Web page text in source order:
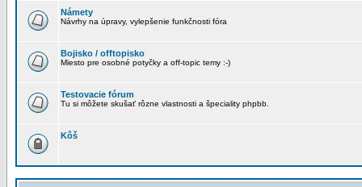
Námety
Návrhy na úpravy, vylepšenie funkčnosti fóra
Bojisko / offtopisko
Miesto pre osobné potyčky a off-topic temy :-)
Testovacie fórum
Tu si môžete skušať rôzne vlastnosti a špeciality phpbb.
Kôš